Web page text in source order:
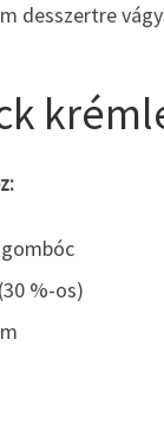
desszertre
%-os)